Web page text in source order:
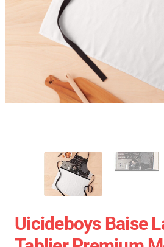
Uicideboys Baise